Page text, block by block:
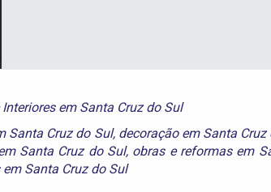
em Santa Cruz do Sul
Santa Cruz do Sul, decoração em Santa Cruz
Santa Cruz do Sul, obras e reformas em
Santa Cruz do Sul